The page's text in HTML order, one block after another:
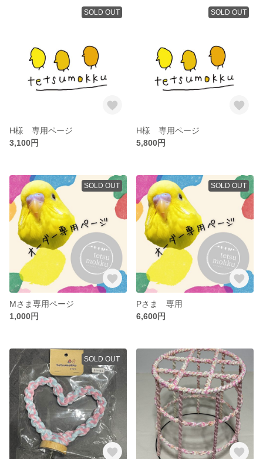
SOLD OUT
H様 専用ページ
3,100円
SOLD OUT
H様 専用ページ
5,800円
SOLD OUT
Mさま専用ページ
1,000円
SOLD OUT
Pさま 専用
6,600円
SOLD OUT